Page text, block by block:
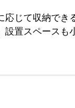
応じて収納で
設置スペース